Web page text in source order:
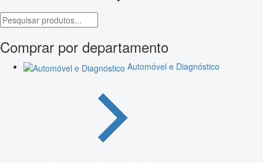
Comprar por departamento
Automóvel e Diagnóstico